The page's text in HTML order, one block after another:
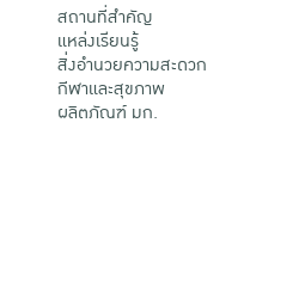
สถานที่สำคัญ
แหล่งเรียนรู้
สิ่งอำนวยความสะดวก
กีฬาและสุขภาพ
ผลิตภัณฑ์ มก.